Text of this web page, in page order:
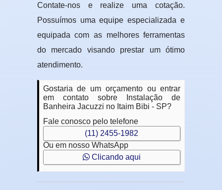
Contate-nos e realize uma cotação.
Possuímos uma equipe especializada e
equipada com as melhores ferramentas
do mercado visando prestar um ótimo
atendimento.
Gostaria de um orçamento ou entrar
em contato sobre Instalação de
Banheira Jacuzzi no Itaim Bibi - SP?
Fale conosco pelo telefone
(11) 2455-1982
Ou em nosso WhatsApp
Clicando aqui